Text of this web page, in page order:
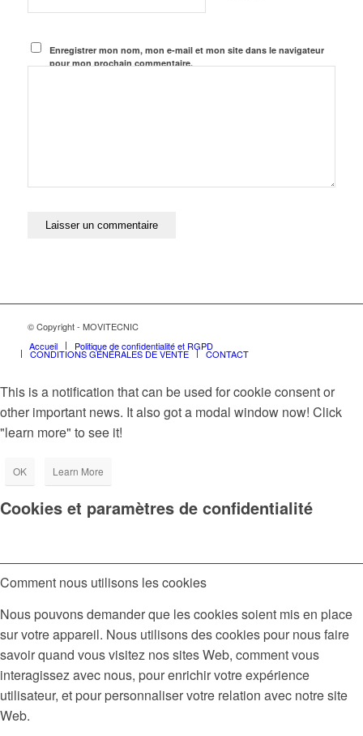
Enregistrer mon nom, mon e-mail et mon site dans le navigateur
pour mon prochain commentaire.
© Copyright - MOVITECNIC
Accueil
Politique de confidentialité et RGPD
CONDITIONS GÉNÉRALES DE VENTE CONTACT
This is a notification that can be used for cookie consent or
other important news. It also got a modal window now! Click
"learn more" to see it!
OK Learn More
Cookies et paramètres de confidentialité
Comment nous utilisons les cookies
Nous pouvons demander que les cookies soient mis en place
sur votre appareil. Nous utilisons des cookies pour nous faire
savoir quand vous visitez nos sites Web, comment vous
interagissez avec nous, pour enrichir votre expérience
utilisateur, et pour personnaliser votre relation avec notre site
Web.